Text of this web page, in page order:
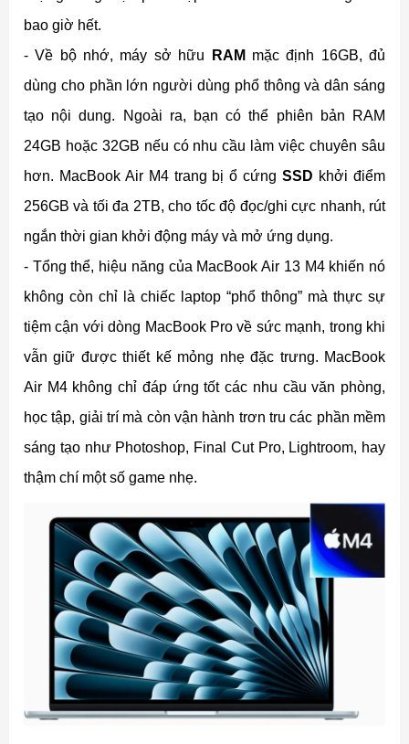
bao giờ hết.
- Về bộ nhớ, máy sở hữu
RAM mặc định 16GB, đủ
dùng cho phần lớn người dùng phổ thông và dân sáng
tạo nội dung. Ngoài ra, bạn có thể phiên bản RAM
24GB hoặc 32GB nếu có nhu cầu làm việc chuyên sâu
hơn. MacBook Air M4 trang bị ổ cứngSSD khởi điểm
256GB và tối đa 2TB, cho tốc độ đọc/ghi cực nhanh, rút
ngắn thời gian khởi động máy và mở ứng dụng.
- Tổng thể, hiệu năng của MacBook Air 13 M4 khiến nó
không còn chỉ là chiếc laptop “phổ thông” mà thực sự
tiệm cận với dòng MacBook Pro về sức mạnh, trong khi
vẫn giữ được thiết kế mỏng nhẹ đặc trưng. MacBook
Air M4 không chỉ đáp ứng tốt các nhu cầu văn phòng,
học tập, giải trí mà còn vận hành trơn tru các phần mềm
sáng tạo như Photoshop, Final Cut Pro, Lightroom, hay
thậm chí một số game nhẹ.